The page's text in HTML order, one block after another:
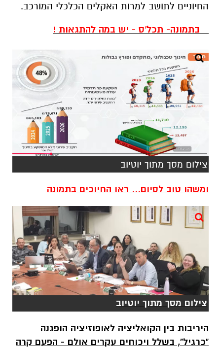
החיוניים לתושב למרות האקלים הכלכלי המורכב.
בתמונה- תכל'ס - יש במה להתגאות !
צילום מסך מתוך יוטיוב
ומשהו טוב לסיום... ראו החיוכים בתמונה
צילום מסך מתוך יוטיוב
היריבות בין הקואליציה לאופוזיציה הופגנה
"כרגיל", בשלל ויכוחים עקרים אולם - הפעם קרה